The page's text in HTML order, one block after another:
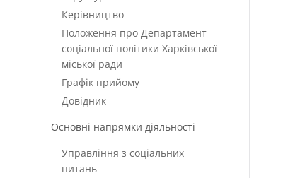
Керівництво
Положення про Департамент
соціальної політики Харківської
міської ради
Графік прийому
Довідник
Основні напрямки діяльності
Управління з соціальних
питань